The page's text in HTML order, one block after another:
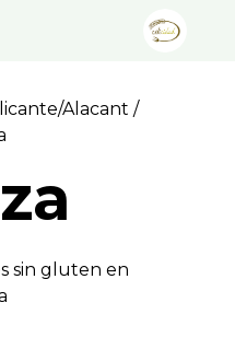
Alacant /
sin gluten en